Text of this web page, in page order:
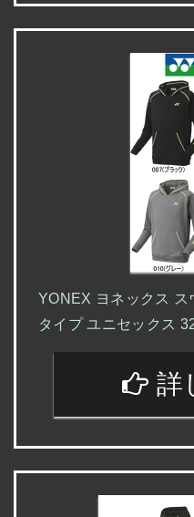
YONEX ヨネックス ス
タイプ ユニセックス
詳